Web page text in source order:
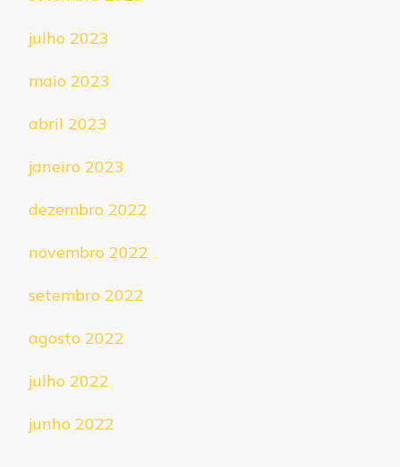
julho 2023
maio 2023
abril 2023
janeiro 2023
dezembro 2022
novembro 2022
setembro 2022
agosto 2022
julho 2022
junho 2022